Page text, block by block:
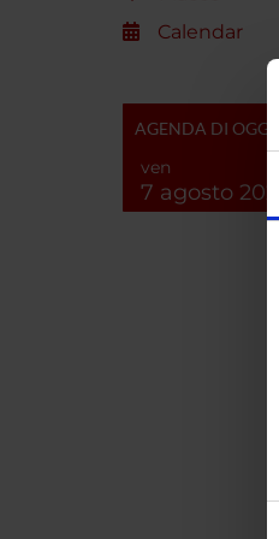
Calendar
AGENDA DI OGGI
ven
7 agosto 2026